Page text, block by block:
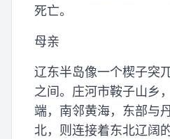
死亡。
母亲
辽东半岛像一个楔子突
之间。庄河市鞍子山乡
端，南邻黄海，东部与
北，则连接着东北辽阔